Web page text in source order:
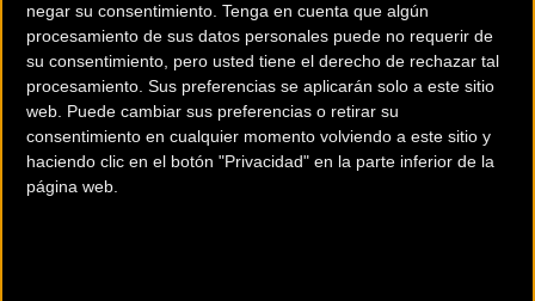
negar su consentimiento. Tenga en cuenta que algún
procesamiento de sus datos personales puede no requerir de
su consentimiento, pero usted tiene el derecho de rechazar tal
procesamiento. Sus preferencias se aplicarán solo a este sitio
web. Puede cambiar sus preferencias o retirar su
consentimiento en cualquier momento volviendo a este sitio y
haciendo clic en el botón "Privacidad" en la parte inferior de la
página web.
‘Saltokis’ en solitario con muchos kilómetros por delante,
con Gexan Albisu algo distanciado intentando por todos los
medios unirse al grupo de cabeza.